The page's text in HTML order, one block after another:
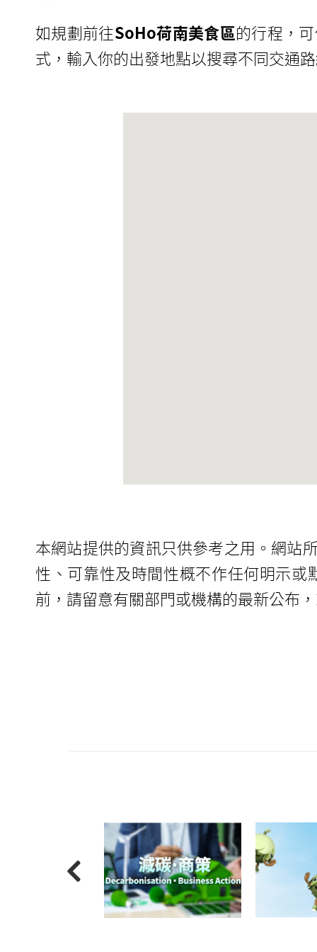
如規劃前往SoHo荷南美食區的行程，
式，輸入你的出發地點以搜尋不同交通
本網站提供的資訊只供參考之用。網站
性、可靠性及時間性概不作任何明示
前，請留意有關部門或機構的最新公布